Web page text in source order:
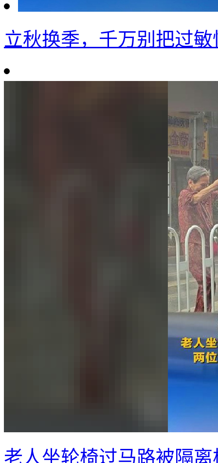
立秋换季，千万别把过
老人坐轮椅过马路被隔